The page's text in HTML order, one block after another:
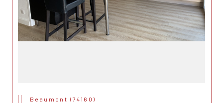
Beaumont (74160)